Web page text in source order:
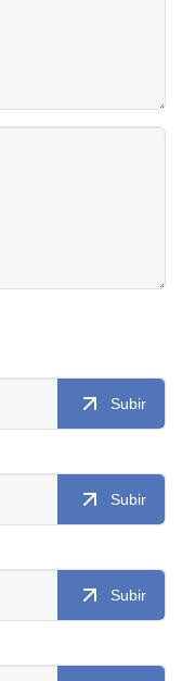
Subir
Subir
Subir